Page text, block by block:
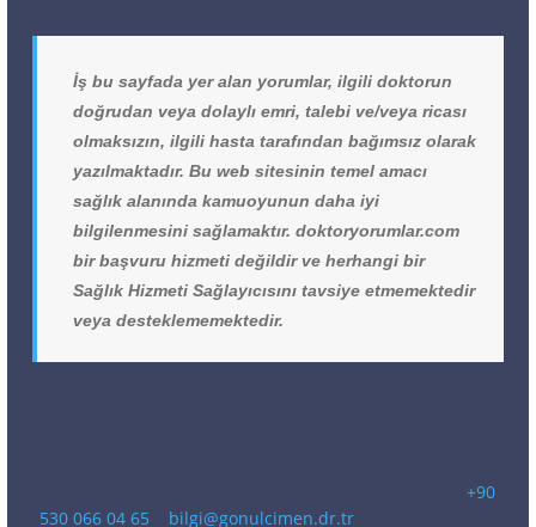
İş bu sayfada yer alan yorumlar, ilgili doktorun
doğrudan veya dolaylı emri, talebi ve/veya ricası
olmaksızın, ilgili hasta tarafından bağımsız olarak
yazılmaktadır. Bu web sitesinin temel amacı
sağlık alanında kamuoyunun daha iyi
bilgilenmesini sağlamaktır. doktoryorumlar.com
bir başvuru hizmeti değildir ve herhangi bir
Sağlık Hizmeti Sağlayıcısını tavsiye etmemektedir
veya desteklememektedir.
+90
530 066 04 65
bilgi@gonulcimen.dr.tr